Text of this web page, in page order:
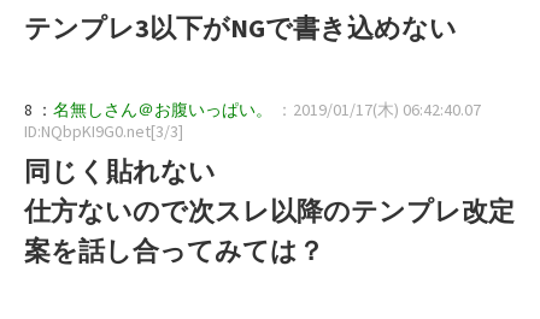
テンプレ3以下がNGで書き込めない
8 ： 名無しさん＠お腹いっぱい。
：2019/01/17(木) 06:42:40.07
ID:NQbpKI9G0.net[3/3]
同じく貼れない
仕方ないので次スレ以降のテンプレ改定
案を話し合ってみては？